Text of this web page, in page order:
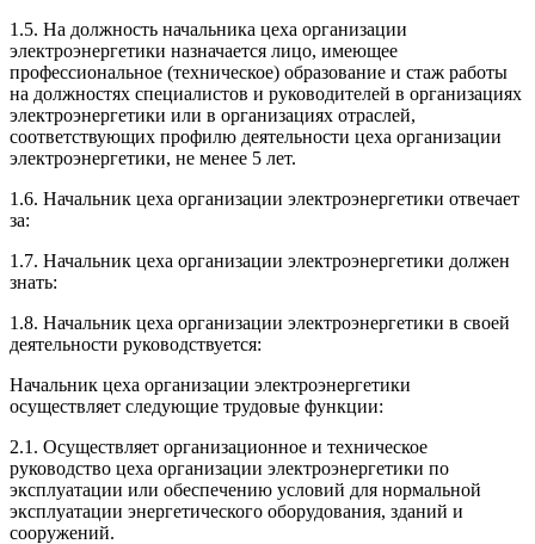
1.5. На должность начальника цеха организации
электроэнергетики назначается лицо, имеющее
профессиональное (техническое) образование и стаж работы
на должностях специалистов и руководителей в организациях
электроэнергетики или в организациях отраслей,
соответствующих профилю деятельности цеха организации
электроэнергетики, не менее 5 лет.
1.6. Начальник цеха организации электроэнергетики отвечает
за:
1.7. Начальник цеха организации электроэнергетики должен
знать:
1.8. Начальник цеха организации электроэнергетики в своей
деятельности руководствуется:
Начальник цеха организации электроэнергетики
осуществляет следующие трудовые функции:
2.1. Осуществляет организационное и техническое
руководство цеха организации электроэнергетики по
эксплуатации или обеспечению условий для нормальной
эксплуатации энергетического оборудования, зданий и
сооружений.